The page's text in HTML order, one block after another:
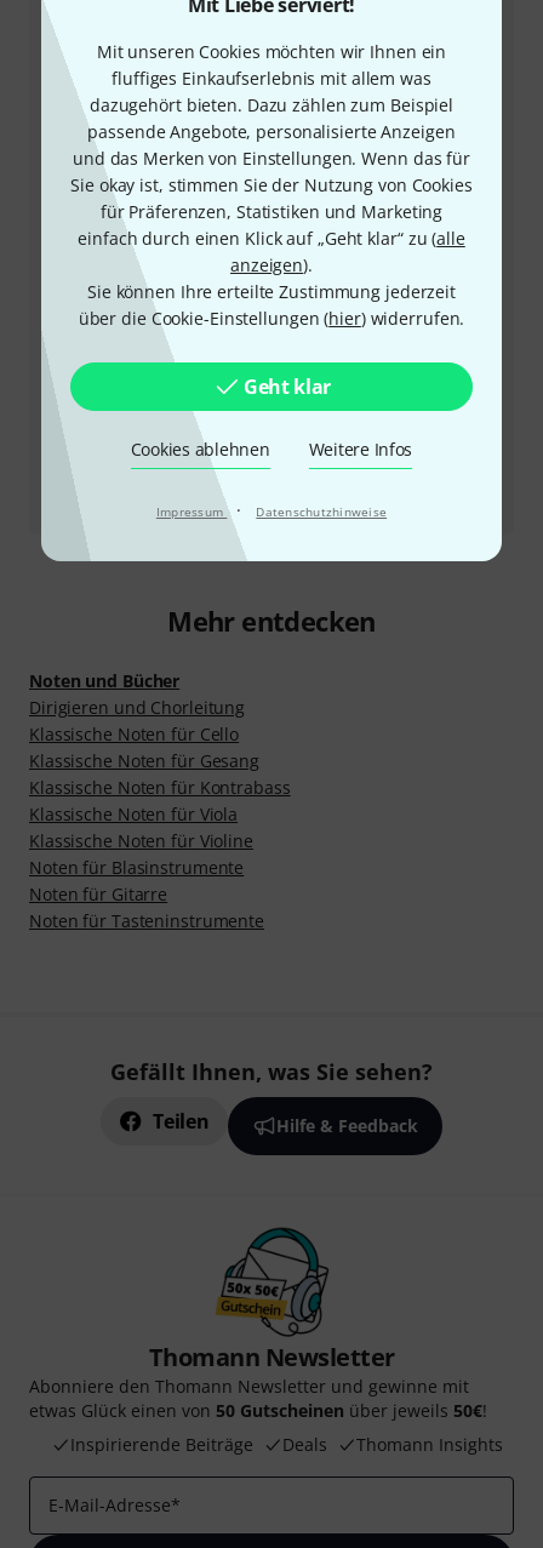
Mit unseren Cookies möchten wir Ihnen ein
fluffiges Einkaufserlebnis mit allem was
dazugehört bieten. Dazu zählen zum Beispiel
passende Angebote, personalisierte Anzeigen
und das Merken von Einstellungen. Wenn das für
Sie okay ist, stimmen Sie der Nutzung von Cookies
für Präferenzen, Statistiken und Marketing
einfach durch einen Klick auf „Geht klar“ zu (alle
anzeigen).
Sie können Ihre erteilte Zustimmung jederzeit
über die Cookie-Einstellungen (hier) widerrufen.
Geht klar
Cookies ablehnen Weitere Infos
Impressum · Datenschutzhinweise
+49-9546-9223-66
Unser Thomann Team Kundenservice steht Ihnen bei
allen Fragen und Problemen nach dem Kauf zur Seite.
Kundennummer bereithalten
Öffnungszeiten
Rückruf vereinbaren
Mehr Kontaktoptionen
Produkt zurücksenden
Alle Ansprechpartner
Mehr entdecken
Noten und Bücher
Dirigieren und Chorleitung
Klassische Noten für Cello
Klassische Noten für Gesang
Klassische Noten für Kontrabass
Klassische Noten für Viola
Klassische Noten für Violine
Noten für Blasinstrumente
Noten für Gitarre
Noten für Tasteninstrumente
Gefällt Ihnen, was Sie sehen?
Teilen Hilfe & Feedback
Thomann Newsletter
Abonniere den Thomann Newsletter und gewinne mit
etwas Glück einen von 50 Gutscheinen über jeweils 50€!
Inspirierende Beiträge
Deals Thomann Insights
E-Mail-Adresse*